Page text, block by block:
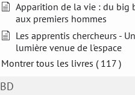
Apparition de la vie : du big
aux premiers hommes
Les apprentis chercheurs -
lumière venue de l'espace
Montrer tous les livres ( 117 )
BD